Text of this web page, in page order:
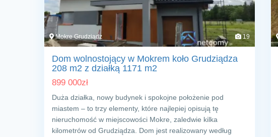
Mokre Grudziądz 19
Dom wolnostojący w Mokrem koło Grudziądza
208 m2 z działką 1171 m2
899 000zł
Duża działka, nowy budynek i spokojne położenie pod
miastem – to trzy elementy, które najlepiej opisują tę
nieruchomość w miejscowości Mokre, zaledwie kilka
kilometrów od Grudziądza. Dom jest realizowany według